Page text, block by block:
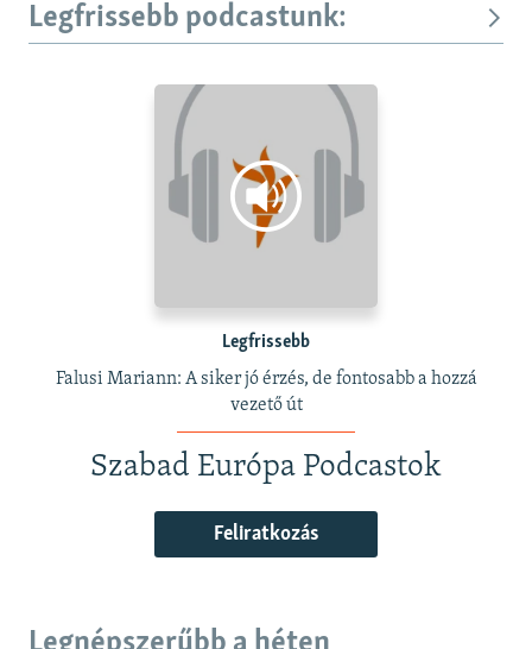
Legfrissebb podcastunk:
Legfrissebb
Falusi Mariann: A siker jó érzés, de fontosabb a hozzá
vezető út
Szabad Európa Podcastok
Feliratkozás